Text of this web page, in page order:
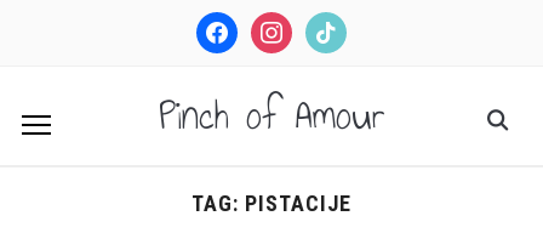
facebookinstagramtiktok
Pinch of Amour
TAG: PISTACIJE